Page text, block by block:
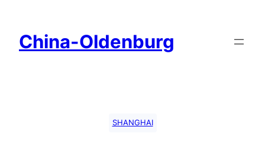
China-Oldenburg
SHANGHAI